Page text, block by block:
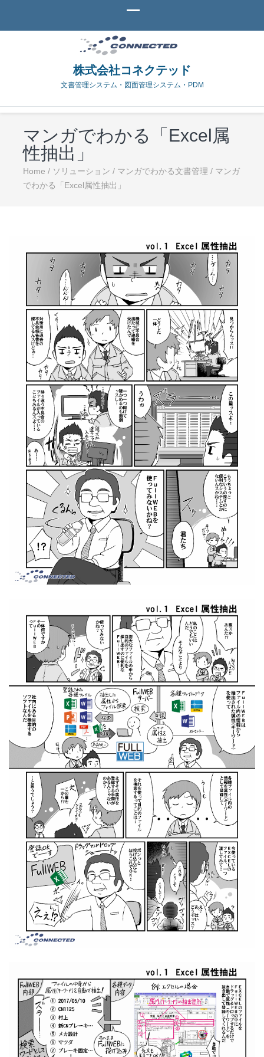
株式会社コネクテッド
文書管理システム・図面管理システム・PDM
マンガでわかる「Excel属
性抽出」
Home / ソリューション / マンガでわかる文書管理 / マンガ
でわかる「Excel属性抽出」